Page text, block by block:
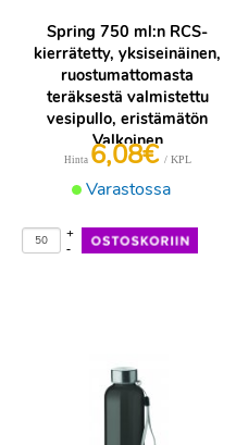
Spring 750 ml:n RCS-
kierrätetty, yksiseinäinen,
ruostumattomasta
teräksestä valmistettu
vesipullo, eristämätön
Valkoinen
Varastossa
Hinta 6,08€/ KPL
-
+